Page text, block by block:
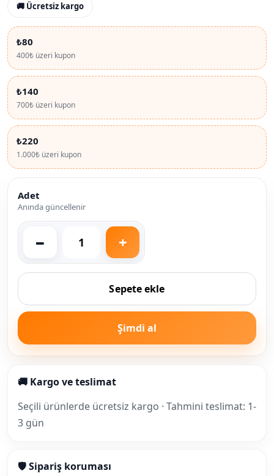
🚚 Ücretsiz kargo
₺80
400₺ üzeri kupon
₺140
700₺ üzeri kupon
₺220
1.000₺ üzeri kupon
Adet
Anında güncellenir
Sepete ekle
Şimdi al
🚚 Kargo ve teslimat
Seçili ürünlerde ücretsiz kargo · Tahmini teslimat: 1-
3 gün
🛡 Sipariş koruması